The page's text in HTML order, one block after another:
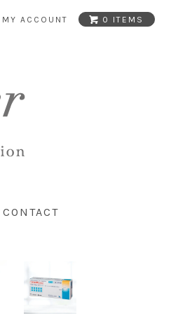
MY ACCOUNT 0 ITEMS
CONTACT